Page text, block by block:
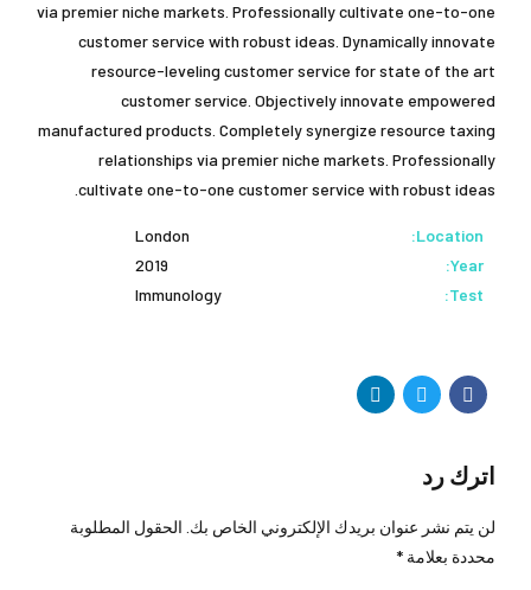
via premier niche markets. Professionally cultivate one-to-one
customer service with robust ideas. Dynamically innovate
resource-leveling customer service for state of the art
customer service. Objectively innovate empowered
manufactured products. Completely synergize resource taxing
relationships via premier niche markets. Professionally
cultivate one-to-one customer service with robust ideas.
Location:
London
Year:
2019
Test:
Immunology
اترك رد
لن يتم نشر عنوان بريدك الإلكتروني الخاص بك. الحقول المطلوبة
محددة بعلامة *